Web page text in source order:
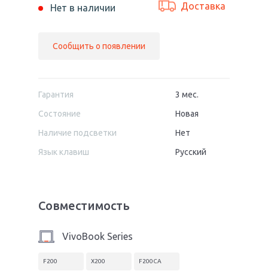
Нет в наличии
Сообщить о появлении
Доставка
Гарантия
3 мес.
Состояние
Новая
Наличие подсветки
Нет
Язык клавиш
Русский
Совместимость
VivoBook Series
F200 X200 F200CA